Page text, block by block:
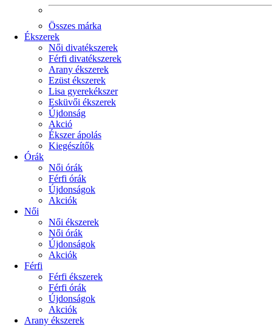
Összes márka
Ékszerek
Női divatékszerek
Férfi divatékszerek
Arany ékszerek
Ezüst ékszerek
Lisa gyerekékszer
Esküvői ékszerek
Újdonság
Akció
Ékszer ápolás
Kiegészítők
Órák
Női órák
Férfi órák
Újdonságok
Akciók
Női
Női ékszerek
Női órák
Újdonságok
Akciók
Férfi
Férfi ékszerek
Férfi órák
Újdonságok
Akciók
Arany ékszerek